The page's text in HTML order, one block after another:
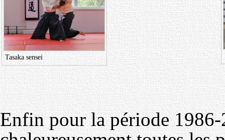
Tasaka sensei
Enfin pour la période